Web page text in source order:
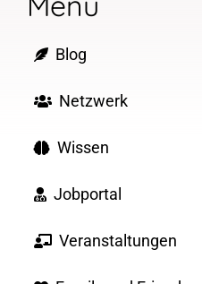
Blog
Netzwerk
Wissen
Jobportal
Veranstaltungen